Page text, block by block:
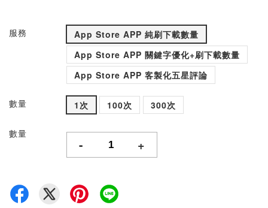
服務
App Store APP 純刷下載數量
App Store APP 關鍵字優化+刷下載數量
App Store APP 客製化五星評論
數量 1次 100次 300次
數量
- +